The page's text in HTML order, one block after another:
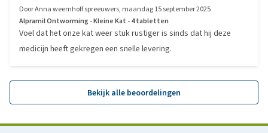
DoorAnna weemhoff spreeuwers, maandag 15 september 2025
Alpramil Ontworming - Kleine Kat - 4 tabletten
Voel dat het onze kat weer stuk rustiger is sinds dat hij deze
medicijn heeft gekregen een snelle levering.
Bekijk alle beoordelingen